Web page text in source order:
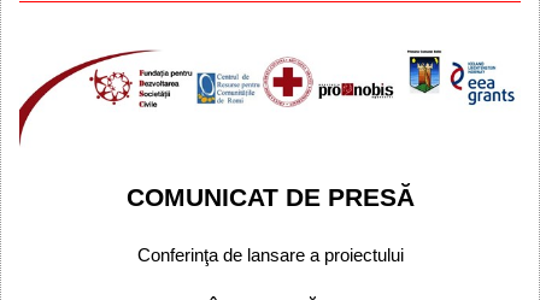
COMUNICAT DE PRESĂ
Conferinţa de lansare a proiectului